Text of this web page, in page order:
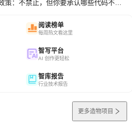
阅读榜单
每周热文看这里
智写平台
AI 创作更轻松
智库报告
行业技术报告
更多造物项目